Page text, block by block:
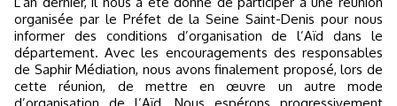
organisée par le Préfet de la Seine Saint-Denis pour nous
informer des conditions d’organisation de l’Aïd dans le
département. Avec les encouragements des responsables
de Saphir Médiation, nous avons finalement proposé, lors de
cette réunion, de mettre en œuvre un autre mode